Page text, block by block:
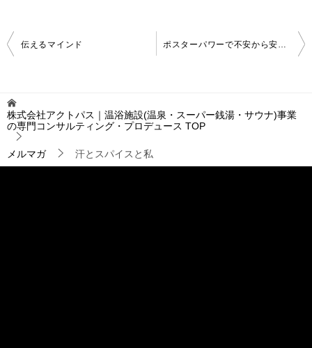
投
稿
ゲ
ー
シ
ョ
ン
伝えるマインド ポスターパワーで不安から安心へ
株式会社アクトパス｜温浴施設(温泉・スーパー銭湯・サウナ)事業
の専門コンサルティング・プロデュース TOP
メルマガ 汗とスパイスと私